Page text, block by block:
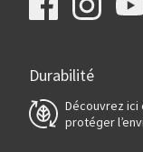
Durabilité
Découvrez ici
protéger